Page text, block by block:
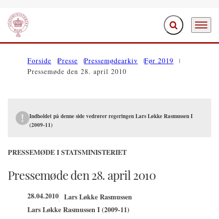
Gå til forsiden Fold søgefelt ud
Menu
Forside Presse Pressemødearkiv
Før 2019
Pressemøde den 28. april 2010
Indholdet på denne side vedrører regeringen Lars Løkke Rasmussen I
(2009-11)
PRESSEMØDE I STATSMINISTERIET
Pressemøde den 28. april 2010
28.04.2010 Lars Løkke Rasmussen
Lars Løkke Rasmussen I (2009-11)